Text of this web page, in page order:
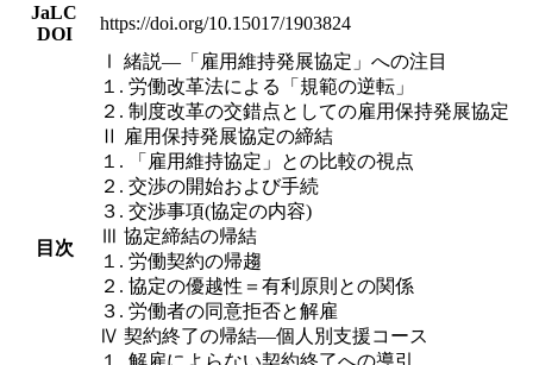
JaLC
DOI
https://doi.org/10.15017/1903824
目次
Ⅰ 緒説―「雇用維持発展協定」への注目
１. 労働改革法による「規範の逆転」
２. 制度改革の交錯点としての雇用保持発展協定
Ⅱ 雇用保持発展協定の締結
１. 「雇用維持協定」との比較の視点
２. 交渉の開始および手続
３. 交渉事項(協定の内容)
Ⅲ 協定締結の帰結
１. 労働契約の帰趨
２. 協定の優越性＝有利原則との関係
３. 労働者の同意拒否と解雇
Ⅳ 契約終了の帰結―個人別支援コース
１. 解雇によらない契約終了への導引